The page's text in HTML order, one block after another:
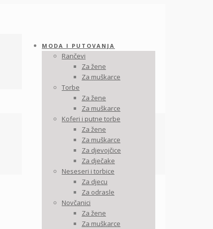
MODA I PUTOVANJA
Rančevi
Za žene
Za muškarce
Torbe
Za žene
Za muškarce
Koferi i putne torbe
Za žene
Za muškarce
Za djevojčice
Za dječake
Neseseri i torbice
Za djecu
Za odrasle
Novčanici
Za žene
Za muškarce